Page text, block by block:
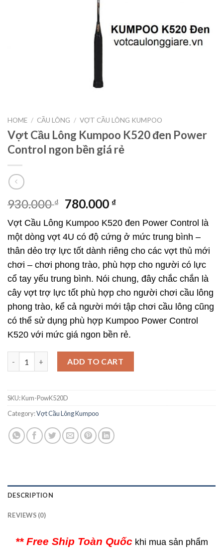
HOME / CẦU LÔNG / VỢT CẦU LÔNG KUMPOO
Vợt Cầu Lông Kumpoo K520 đen Power
Control ngon bền giá rẻ
930.000₫ 780.000 ₫
Vợt Cầu Lông Kumpoo K520 đen Power Control là
một dòng vợt 4U có độ cứng ở mức trung bình –
thân dẻo trợ lực tốt dành riêng cho các vợt thủ mới
chơi – chơi phong trào, phù hợp cho người có lực
cổ tay yếu trung bình. Nói chung, đây chắc chắn là
cây vợt trợ lực tốt phù hợp cho người chơi cầu lông
phong trào, kể cả người mới tập chơi cầu lông cũng
có thể sử dụng phù hợp Kumpoo Power Control
K520 với mức giá ngon bền rẻ.
ADD TO CART
SKU:Kum-PowK520D
Category:Vợt Cầu Lông Kumpoo
DESCRIPTION
REVIEWS (0)
** Free Ship Toàn Quốc khi mua sản phẩm